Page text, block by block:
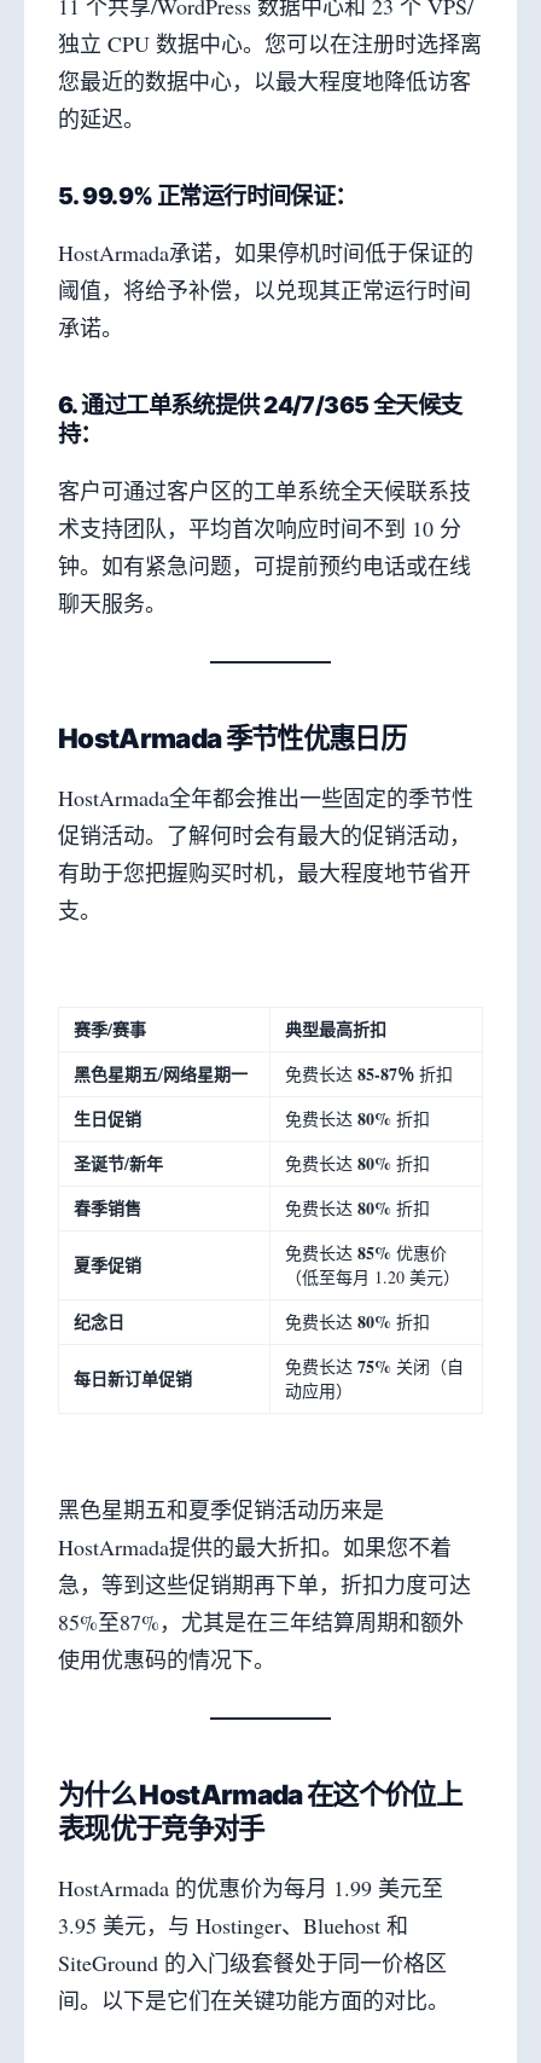
独立 CPU 数据中心。您可以在注册时选择离
您最近的数据中心，以最大程度地降低访客
的延迟。
5. 99.9% 正常运行时间保证：
HostArmada承诺，如果停机时间低于保证的
阈值，将给予补偿，以兑现其正常运行时间
承诺。
6. 通过工单系统提供 24/7/365 全天候支
持：
客户可通过客户区的工单系统全天候联系技
术支持团队，平均首次响应时间不到 10 分
钟。如有紧急问题，可提前预约电话或在线
聊天服务。
HostArmada 季节性优惠日历
HostArmada全年都会推出一些固定的季节性
促销活动。了解何时会有最大的促销活动，
有助于您把握购买时机，最大程度地节省开
支。
赛季/赛事
典型最高折扣
黑色星期五/网络星期一
免费长达 85-87％ 折扣
生日促销 免费长达 80% 折扣
圣诞节/新年 免费长达 80% 折扣
春季销售 免费长达 80% 折扣
夏季促销 免费长达 85% 优惠价
（低至每月 1.20 美元）
纪念日 免费长达 80% 折扣
每日新订单促销 免费长达 75% 关闭（自
动应用）
黑色星期五和夏季促销活动历来是
HostArmada提供的最大折扣。如果您不着
急，等到这些促销期再下单，折扣力度可达
85%至87%，尤其是在三年结算周期和额外
使用优惠码的情况下。
为什么 HostArmada 在这个价位上
表现优于竞争对手
HostArmada 的优惠价为每月 1.99 美元至
3.95 美元，与 Hostinger、Bluehost 和
SiteGround 的入门级套餐处于同一价格区
间。以下是它们在关键功能方面的对比。